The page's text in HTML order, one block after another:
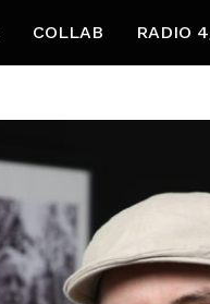
COLLAB RADIO